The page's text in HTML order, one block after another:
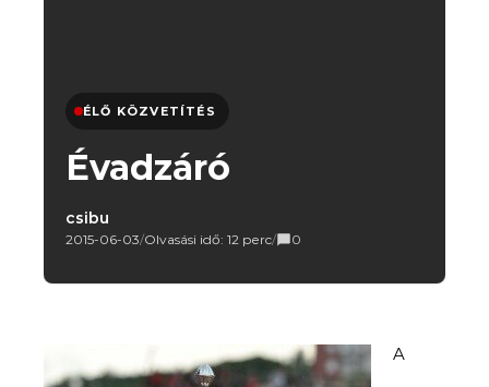
ÉLŐ KÖZVETÍTÉS
Évadzáró
csibu
2015-06-03/Olvasási idő: 12 perc/ 0
A